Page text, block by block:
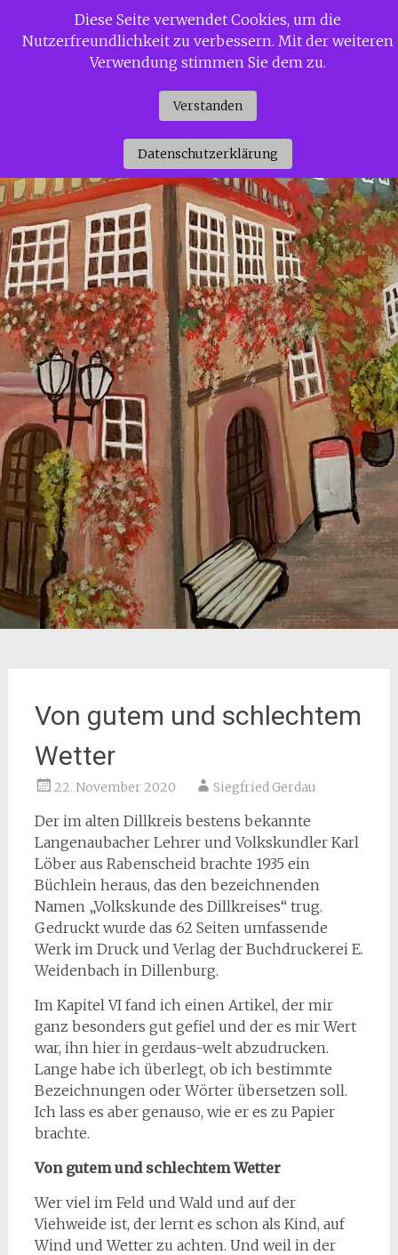
InhaltSiggi Gerdaus Welt
Von gutem und schlechtem
Wetter
22. November 2020 Siegfried Gerdau
Der im alten Dillkreis bestens bekannte
Langenaubacher Lehrer und Volkskundler Karl
Löber aus Rabenscheid brachte 1935 ein
Büchlein heraus, das den bezeichnenden
Namen „Volkskunde des Dillkreises“ trug.
Gedruckt wurde das 62 Seiten umfassende
Werk im Druck und Verlag der Buchdruckerei E.
Weidenbach in Dillenburg.
Im Kapitel VI fand ich einen Artikel, der mir
ganz besonders gut gefiel und der es mir Wert
war, ihn hier in gerdaus-welt abzudrucken.
Lange habe ich überlegt, ob ich bestimmte
Bezeichnungen oder Wörter übersetzen soll.
Ich lass es aber genauso, wie er es zu Papier
brachte.
Von gutem und schlechtem Wetter
Wer viel im Feld und Wald und auf der
Viehweide ist, der lernt es schon als Kind, auf
Wind und Wetter zu achten. Und weil in der
Diese Seite verwendet Cookies, um die
Nutzerfreundlichkeit zu verbessern. Mit der weiteren
Verwendung stimmen Sie dem zu.
Verstanden
Datenschutzerklärung